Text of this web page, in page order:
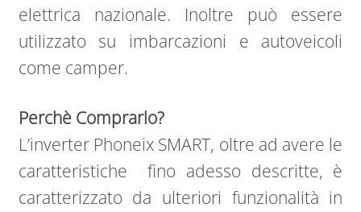
elettrica nazionale. Inoltre può essere
utilizzato su imbarcazioni e autoveicoli
come camper.
Perchè Comprarlo?
L’inverter Phoneix SMART, oltre ad avere le
caratteristiche fino adesso descritte, è
caratterizzato da ulteriori funzionalità in